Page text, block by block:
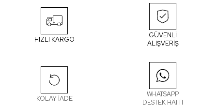
HIZLI KARGO
GÜVENLİ
ALIŞVERİŞ
KOLAY İADE
WHATSAPP
DESTEK HATTI